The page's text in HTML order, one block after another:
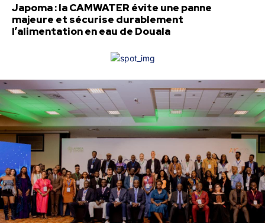
Japoma : la CAMWATER évite une panne
majeure et sécurise durablement
l’alimentation en eau de Douala